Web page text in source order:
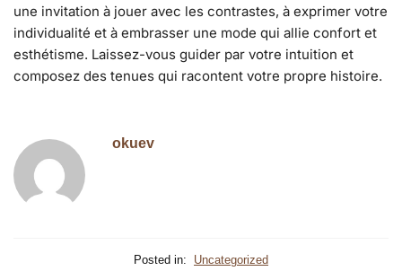
une invitation à jouer avec les contrastes, à exprimer votre
individualité et à embrasser une mode qui allie confort et
esthétisme. Laissez-vous guider par votre intuition et
composez des tenues qui racontent votre propre histoire.
okuev
Posted in: Uncategorized